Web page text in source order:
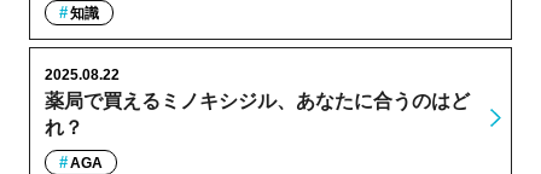
知識
薬局で買えるミノキシジル、あなたに合うのはど
れ？
2025.08.22
AGA